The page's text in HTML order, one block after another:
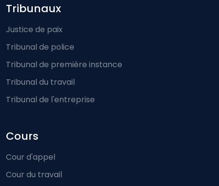
Footer-menu
Tribunaux
Justice de paix
Tribunal de police
Tribunal de première instance
Tribunal du travail
Tribunal de l'entreprise
Cours
Cour d'appel
Cour du travail